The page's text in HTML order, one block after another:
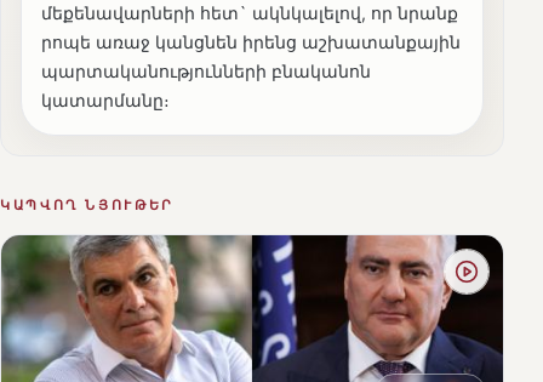
մեքենավարների հետ` ակնկալելով, որ նրանք
րոպե առաջ կանցնեն իրենց աշխատանքային
պարտականությունների բնականոն
կատարմանը։
ԿԱՊՎՈՂ ՆՅՈՒԹԵՐ